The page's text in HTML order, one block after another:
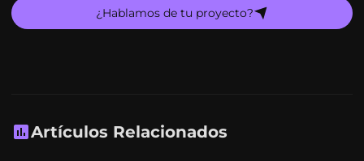
¿Hablamos de tu proyecto?
Artículos Relacionados